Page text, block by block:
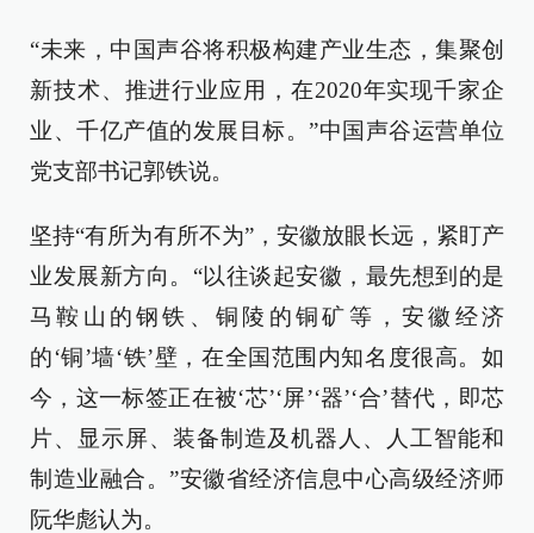
“未来，中国声谷将积极构建产业生态，集聚创
新技术、推进行业应用，在2020年实现千家企
业、千亿产值的发展目标。”中国声谷运营单位
党支部书记郭铁说。
坚持“有所为有所不为”，安徽放眼长远，紧盯产
业发展新方向。“以往谈起安徽，最先想到的是
马鞍山的钢铁、铜陵的铜矿等，安徽经济
的‘铜’墙‘铁’壁，在全国范围内知名度很高。如
今，这一标签正在被‘芯’‘屏’‘器’‘合’替代，即芯
片、显示屏、装备制造及机器人、人工智能和
制造业融合。”安徽省经济信息中心高级经济师
阮华彪认为。